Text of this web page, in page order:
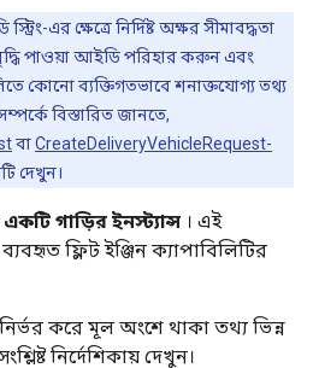
এর ক্ষেত্রে নির্দিষ্ট অক্ষর সীমাবদ্ধতা
বৃদ্ধি পাওয়া আইডি পরিহার করুন এবং
কোনো ব্যক্তিগতভাবে শনাক্তযোগ্য তথ্য
বিস্তারিত জানতে,
বাCreateDeliveryVehicleRequest-
দেখুন।
একটি গাড়ির ইনস্ট্যান্স । এই
ফ্লিট ইঞ্জিন ক্যাপাবিলিটির
করে মূল অংশে থাকা তথ্য ভিন্ন
নির্দেশিকায় দেখুন।